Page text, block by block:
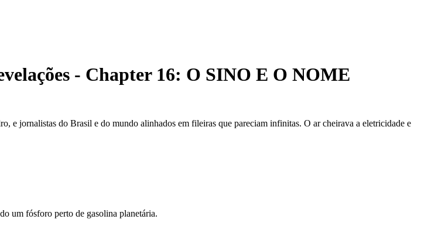
- Chapter 16: O SINO E O NOME
e jornalistas do Brasil e do mundo alinhados em fileiras que pareciam infinitas. O ar cheirava a eletricidade e
um fósforo perto de gasolina planetária.